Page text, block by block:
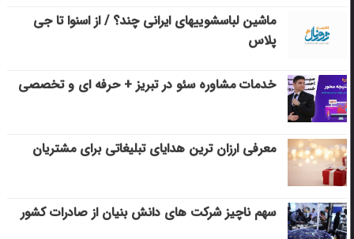
ماشین لباسشویی‎های ایرانی چند؟ / از اسنوا تا جی
پلاس
خدمات مشاوره سئو در تبریز + حرفه ای و تخصصی
معرفی ارزان ترین هدایای تبلیغاتی برای مشتریان
سهم ناچیز شرکت های دانش بنیان از صادرات کشور